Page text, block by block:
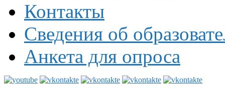
Контакты
Сведения об
Анкета для опроса